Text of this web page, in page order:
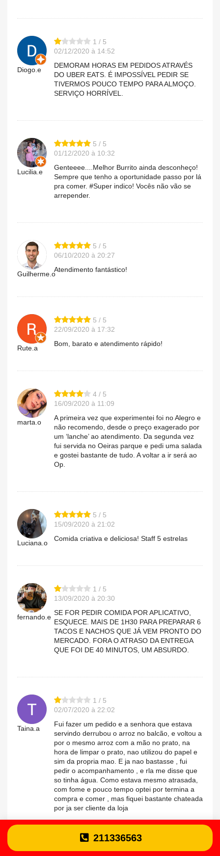
Diogo.e
1 / 5
02/12/2020 à 14:52
DEMORAM HORAS EM PEDIDOS ATRAVÉS
DO UBER EATS. É IMPOSSÍVEL PEDIR SE
TIVERMOS POUCO TEMPO PARA ALMOÇO.
SERVIÇO HORRÍVEL.
Lucilia.e
5 / 5
01/12/2020 à 10:32
Genteeee....Melhor Burrito ainda desconheço!
Sempre que tenho a oportunidade passo por lá
pra comer. #Super indico! Vocês não vão se
arrepender.
Guilherme.o
5 / 5
06/10/2020 à 20:27
Atendimento fantástico!
Rute.a
5 / 5
22/09/2020 à 17:32
Bom, barato e atendimento rápido!
marta.o
4 / 5
16/09/2020 à 11:09
A primeira vez que experimentei foi no Alegro e
não recomendo, desde o preço exagerado por
um ‘lanche’ ao atendimento. Da segunda vez
fui servida no Oeiras parque e pedi uma salada
e gostei bastante de tudo. A voltar a ir será ao
Op.
Luciana.o
5 / 5
15/09/2020 à 21:02
Comida criativa e deliciosa! Staff 5 estrelas
fernando.e
1 / 5
13/09/2020 à 20:30
SE FOR PEDIR COMIDA POR APLICATIVO,
ESQUECE. MAIS DE 1H30 PARA PREPARAR 6
TACOS E NACHOS QUE JÁ VEM PRONTO DO
MERCADO. FORA O ATRASO DA ENTREGA
QUE FOI DE 40 MINUTOS, UM ABSURDO.
Taina.a
1 / 5
02/07/2020 à 22:02
Fui fazer um pedido e a senhora que estava
servindo derrubou o arroz no balcão, e voltou a
por o mesmo arroz com a mão no prato, na
hora de limpar o prato, nao utilizou do papel e
sim da propria mao. E ja nao bastasse , fui
pedir o acompanhamento , e rla me disse que
so tinha água. Como estava mesmo atrasada,
com fome e pouco tempo optei por termina a
compra e comer , mas fiquei bastante chateada
por ja ser cliente da loja
211336563